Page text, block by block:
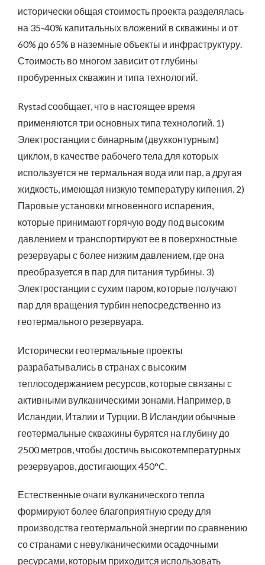
исторически общая стоимость проекта разделялась
на 35-40% капитальных вложений в скважины и от
60% до 65% в наземные объекты и инфраструктуру.
Стоимость во многом зависит от глубины
пробуренных скважин и типа технологий.
Rystad сообщает, что в настоящее время
применяются три основных типа технологий. 1)
Электростанции с бинарным (двухконтурным)
циклом, в качестве рабочего тела для которых
используется не термальная вода или пар, а другая
жидкость, имеющая низкую температуру кипения. 2)
Паровые установки мгновенного испарения,
которые принимают горячую воду под высоким
давлением и транспортируют ее в поверхностные
резервуары с более низким давлением, где она
преобразуется в пар для питания турбины. 3)
Электростанции с сухим паром, которые получают
пар для вращения турбин непосредственно из
геотермального резервуара.
Исторически геотермальные проекты
разрабатывались в странах с высоким
теплосодержанием ресурсов, которые связаны с
активными вулканическими зонами. Например, в
Исландии, Италии и Турции. В Исландии обычные
геотермальные скважины бурятся на глубину до
2500 метров, чтобы достичь высокотемпературных
резервуаров, достигающих 450°C.
Естественные очаги вулканического тепла
формируют более благоприятную среду для
производства геотермальной энергии по сравнению
со странами с невулканическими осадочными
ресурсами, которым приходится использовать